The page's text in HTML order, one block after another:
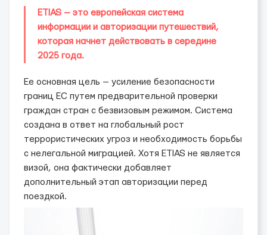
ETIAS — это европейская система
информации и авторизации путешествий,
которая начнет действовать в середине
2025 года.
Ее основная цель — усиление безопасности
границ ЕС путем предварительной проверки
граждан стран с безвизовым режимом. Система
создана в ответ на глобальный рост
террористических угроз и необходимость борьбы
с нелегальной миграцией. Хотя ETIAS не является
визой, она фактически добавляет
дополнительный этап авторизации перед
поездкой.